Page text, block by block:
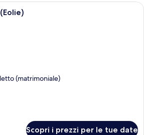
Una piscina con vista sul mare,
(matrimoniale)
Scopri i prezzi per le tue date